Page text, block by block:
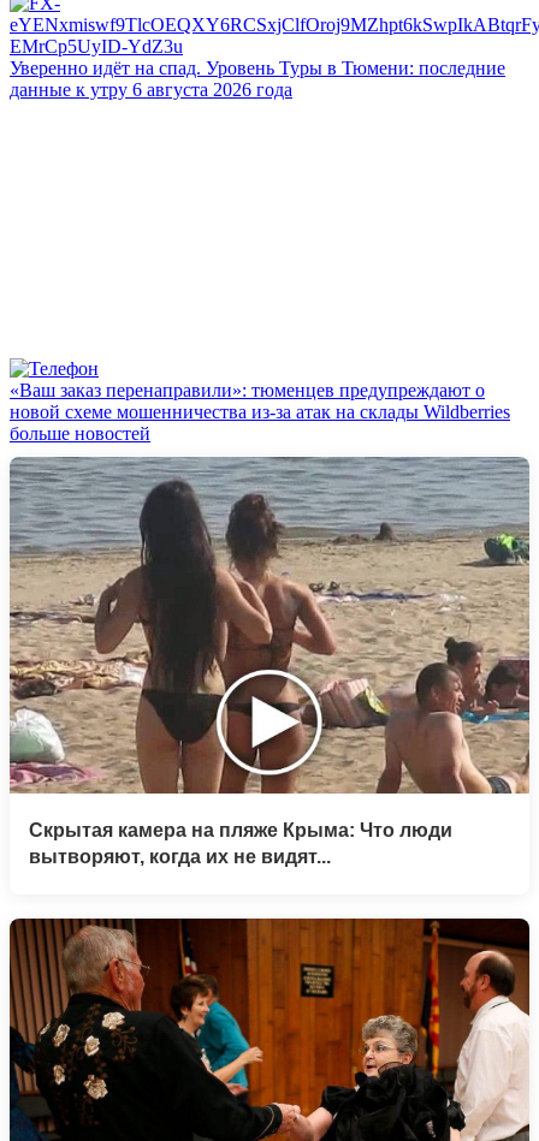
Уверенно идёт на спад. Уровень Туры в Тюмени: последние
данные к утру 6 августа 2026 года
«Ваш заказ перенаправили»: тюменцев предупреждают о
новой схеме мошенничества из-за атак на склады Wildberries
больше новостей
Скрытая камера на пляже Крыма: Что люди
вытворяют, когда их не видят...